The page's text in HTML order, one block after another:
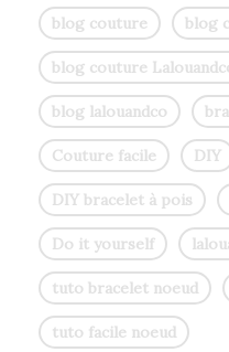
blog couture blog
blog couture
blog lalouandco
Couture facile DIY
DIY bracelet à pois
Do it yourself
tuto bracelet noeud
tuto facile noeud